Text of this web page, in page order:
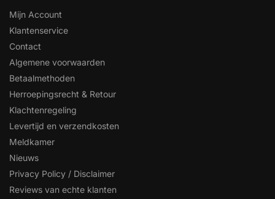
Mijn Account
Klantenservice
Contact
Algemene voorwaarden
Betaalmethoden
Herroepingsrecht & Retour
Klachtenregeling
Levertijd en verzendkosten
Meldkamer
Nieuws
Privacy Policy / Disclaimer
Reviews van echte klanten